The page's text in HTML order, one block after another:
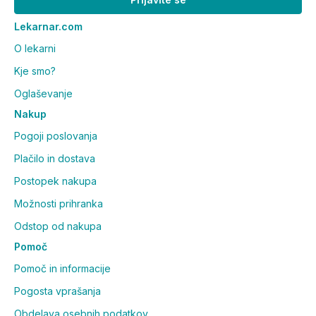
Lekarnar.com
O lekarni
Kje smo?
Oglaševanje
Nakup
Pogoji poslovanja
Plačilo in dostava
Postopek nakupa
Možnosti prihranka
Odstop od nakupa
Pomoč
Pomoč in informacije
Pogosta vprašanja
Obdelava osebnih podatkov